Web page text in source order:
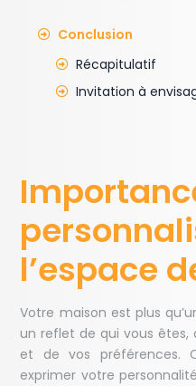
Conclusion
Récapitulatif
Invitation à
l’espace
Votre maison est plus
un reflet de qui vous êtes,
et de vos préférences.
exprimer votre